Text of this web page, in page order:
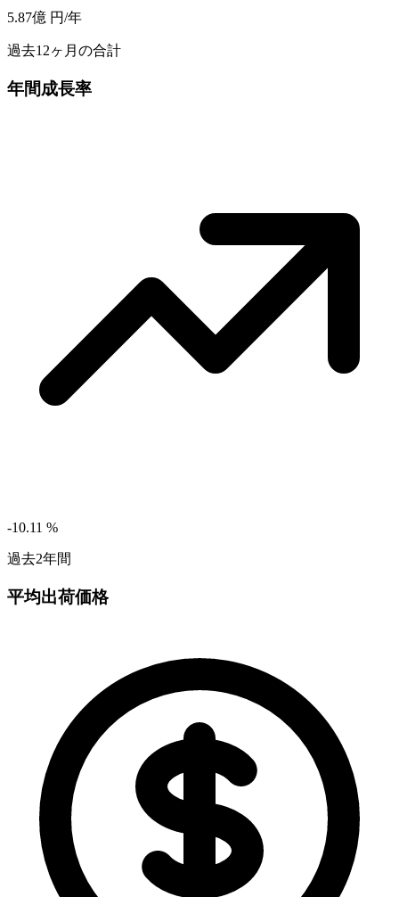
5.87億 円/年
過去12ヶ月の合計
年間成長率
-10.11 %
過去2年間
平均出荷価格